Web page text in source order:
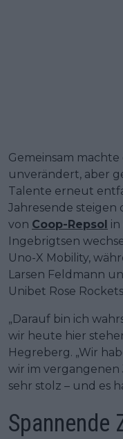
Gemeinsam
unverändert, aber
Talente erneut
Jahresende steigen
von Coop-Repsol
Ingebrigtsen
Uno-X Mobility,
Larsen Feldmann
Unibet Rose
„Darauf bin ich
wir heute hier
Hegreberg. „Wir
wir im vergangenen
sehr stolz – und es
Spannende